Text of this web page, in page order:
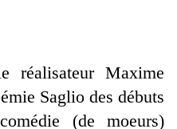
réalisateur Maxime
Saglio des débuts
(de moeurs)